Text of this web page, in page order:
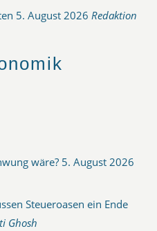
5. August 2026 Redaktion
wäre? 5. August 2026
Steueroasen ein Ende
Ghosh